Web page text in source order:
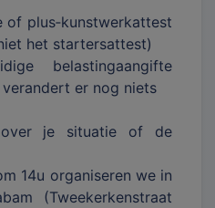
plus‐kunstwerkattest
het startersattest)
belastingaangifte
er nog niets
je situatie of de
14u organiseren we in
(Tweekerkenstraat